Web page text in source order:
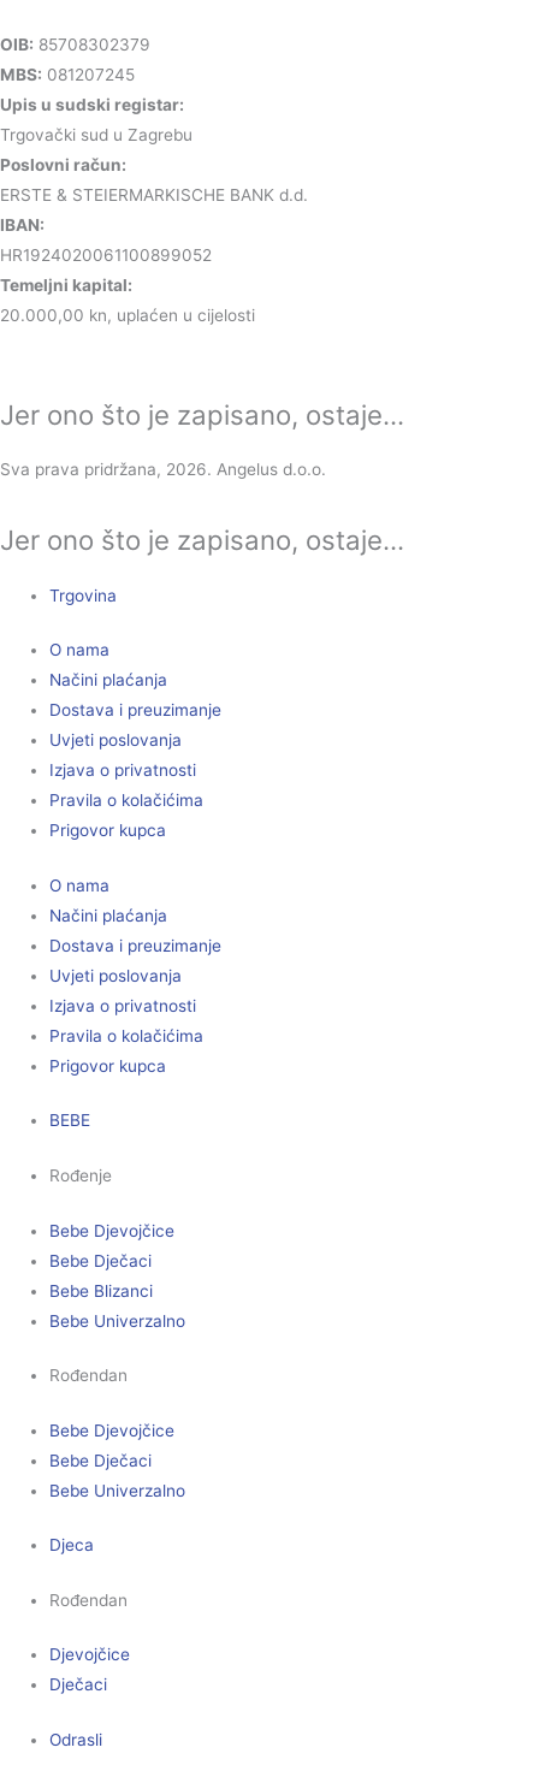
OIB: 85708302379
MBS: 081207245
Upis u sudski registar:
Trgovački sud u Zagrebu
Poslovni račun:
ERSTE & STEIERMARKISCHE BANK d.d.
IBAN:
HR1924020061100899052
Temeljni kapital:
20.000,00 kn, uplaćen u cijelosti
Jer ono što je zapisano, ostaje...
Sva prava pridržana, 2026. Angelus d.o.o.
Jer ono što je zapisano, ostaje...
Trgovina
O nama
Načini plaćanja
Dostava i preuzimanje
Uvjeti poslovanja
Izjava o privatnosti
Pravila o kolačićima
Prigovor kupca
O nama
Načini plaćanja
Dostava i preuzimanje
Uvjeti poslovanja
Izjava o privatnosti
Pravila o kolačićima
Prigovor kupca
BEBE
Rođenje
Bebe Djevojčice
Bebe Dječaci
Bebe Blizanci
Bebe Univerzalno
Rođendan
Bebe Djevojčice
Bebe Dječaci
Bebe Univerzalno
Djeca
Rođendan
Djevojčice
Dječaci
Odrasli